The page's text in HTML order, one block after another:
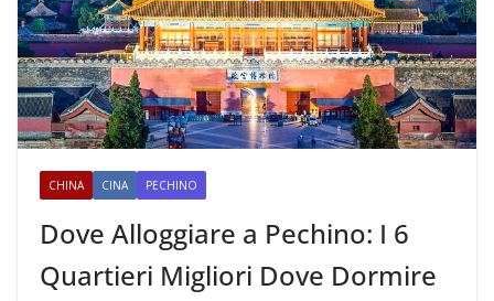
CHINA CINA PECHINO
Dove Alloggiare a Pechino: I 6
Quartieri Migliori Dove Dormire